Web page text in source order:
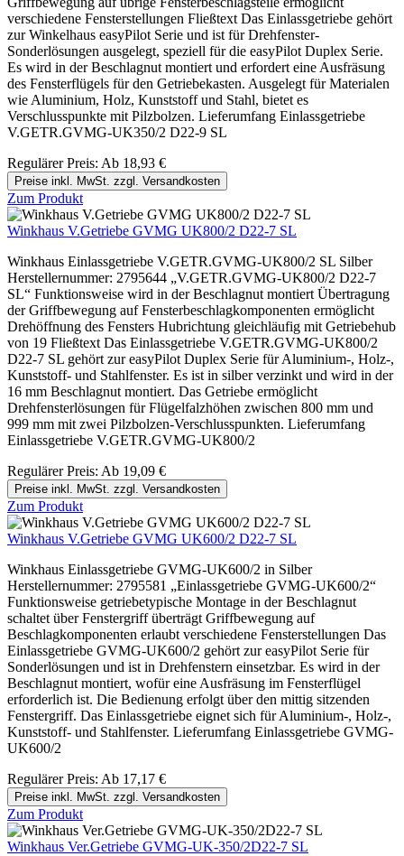
verschiedene Fensterstellungen Fließtext Das Einlassgetriebe gehört
zur Winkelhaus easyPilot Serie und ist für Drehfenster-
Sonderlösungen ausgelegt, speziell für die easyPilot Duplex Serie.
Es wird in der Beschlagnut montiert und erfordert eine Ausfräsung
des Fensterflügels für den Getriebekasten. Ausgelegt für Materialen
wie Aluminium, Holz, Kunststoff und Stahl, bietet es
Verschlusspunkte mit Pilzbolzen. Lieferumfang Einlassgetriebe
V.GETR.GVMG-UK350/2 D22-9 SL
Regulärer Preis: Ab 18,93 €
Preise inkl. MwSt. zzgl. Versandkosten
Zum Produkt
Winkhaus V.Getriebe GVMG UK800/2 D22-7 SL
Winkhaus Einlassgetriebe V.GETR.GVMG-UK800/2 SL Silber
Herstellernummer: 2795644 „V.GETR.GVMG-UK800/2 D22-7
SL“ Funktionsweise wird in der Beschlagnut montiert Übertragung
der Griffbewegung auf Fensterbeschlagkomponenten ermöglicht
Drehöffnung des Fensters Hubrichtung gleichläufig mit Getriebehub
von 19 Fließtext Das Einlassgetriebe V.GETR.GVMG-UK800/2
D22-7 SL gehört zur easyPilot Duplex Serie für Aluminium-, Holz-,
Kunststoff- und Stahlfenster. Es ist in silber verzinkt und wird in der
16 mm Beschlagnut montiert. Das Getriebe ermöglicht
Drehfensterlösungen für Flügelfalzhöhen zwischen 800 mm und
999 mm mit zwei Pilzbolzen-Verschlusspunkten. Lieferumfang
Einlassgetriebe V.GETR.GVMG-UK800/2
Regulärer Preis: Ab 19,09 €
Preise inkl. MwSt. zzgl. Versandkosten
Zum Produkt
Winkhaus V.Getriebe GVMG UK600/2 D22-7 SL
Winkhaus Einlassgetriebe GVMG-UK600/2 in Silber
Herstellernummer: 2795581 „Einlassgetriebe GVMG-UK600/2“
Funktionsweise getriebetypische Montage in der Beschlagnut
schaltet über Fenstergriff überträgt Griffbewegung auf
Beschlagkomponenten erlaubt verschiedene Fensterstellungen Das
Einlassgetriebe GVMG-UK600/2 gehört zur easyPilot Serie für
Sonderlösungen und ist in Drehfenstern einsetzbar. Es wird in der
Beschlagnut montiert, wofür eine Ausfräsung im Fensterflügel
erforderlich ist. Die Bedienung erfolgt über den mittig sitzenden
Fenstergriff. Das Einlassgetriebe eignet sich für Aluminium-, Holz-,
Kunststoff- und Stahlfenster. Lieferumfang Einlassgetriebe GVMG-
UK600/2
Regulärer Preis: Ab 17,17 €
Preise inkl. MwSt. zzgl. Versandkosten
Zum Produkt
Winkhaus Ver.Getriebe GVMG-UK-350/2D22-7 SL